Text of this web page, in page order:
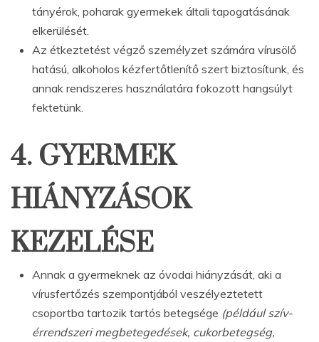
tányérok, poharak gyermekek általi tapogatásának
elkerülését.
Az étkeztetést végző személyzet számára vírusölő
hatású, alkoholos kézfertőtlenítő szert biztosítunk, és
annak rendszeres használatára fokozott hangsúlyt
fektetünk.
4. GYERMEK
HIÁNYZÁSOK
KEZELÉSE
Annak a gyermeknek az óvodai hiányzását, aki a
vírusfertőzés szempontjából veszélyeztetett
csoportba tartozik tartós betegsége (például szív-
érrendszeri megbetegedések, cukorbetegség,